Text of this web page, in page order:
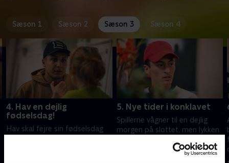
Sæson 1 Sæson 2 Sæson 3 Sæson 4
4. Hav en dejlig
fødselsdag!
Hav skal fejre sin fødselsdag
5. Nye tider i konklavet
Spillerne vågner til en dejlig
morgen på slottet, men lykken
vise sig, at der er blevet truffet